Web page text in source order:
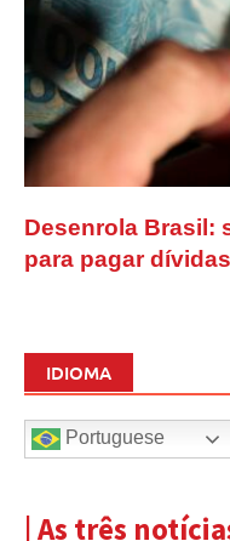
Desenrola Brasil:
para pagar
IDIOMA
Portuguese
| As três